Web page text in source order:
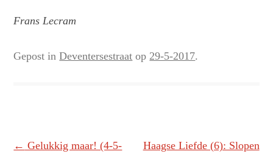
Frans Lecram
Gepost inDeventersestraat op29-5-2017.
Berichtnavigatie
← Gelukkig maar! (4-5- Haagse Liefde (6): Slopen